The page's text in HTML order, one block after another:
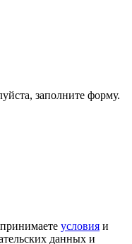
заполните форму.
условия и
данных и